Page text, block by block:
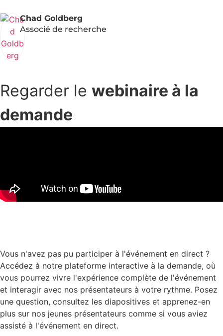
Chad Goldberg
Associé de recherche
Regarder le webinaire à la
demande
Vous n'avez pas pu participer à l'événement en direct ?
Accédez à notre plateforme interactive à la demande, où
vous pourrez vivre l'expérience complète de l'événement
et interagir avec nos présentateurs à votre rythme. Posez
une question, consultez les diapositives et apprenez-en
plus sur nos jeunes présentateurs comme si vous aviez
assisté à l'événement en direct.